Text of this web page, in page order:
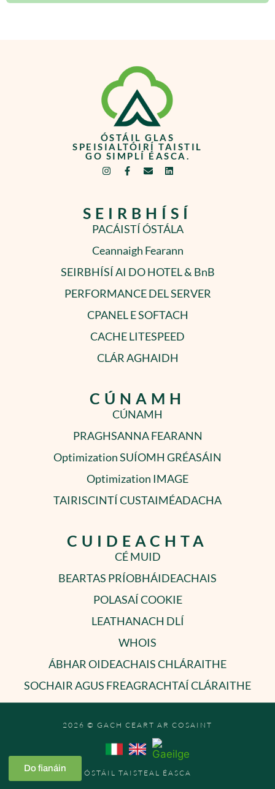
ÓSTÁIL GLAS
SPEISIALTÓIRÍ TAISTIL
GO SIMPLÍ ÉASCA.
SEIRBHÍSÍ
PACÁISTÍ ÓSTÁLA
Ceannaigh Fearann
SEIRBHÍSÍ AI DO HOTEL & BnB
PERFORMANCE DEL SERVER
CPANEL E SOFTACH
CACHE LITESPEED
CLÁR AGHAIDH
CÚNAMH
CÚNAMH
PRAGHSANNA FEARANN
Optimization SUÍOMH GRÉASÁIN
Optimization IMAGE
TAIRISCINTÍ CUSTAIMÉADACHA
CUIDEACHTA
CÉ MUID
BEARTAS PRÍOBHÁIDEACHAIS
POLASAÍ COOKIE
LEATHANACH DLÍ
WHOIS
ÁBHAR OIDEACHAIS CHLÁRAITHE
SOCHAIR AGUS FREAGRACHTAÍ CLÁRAITHE
2026 © GACH CEART AR COSAINT
Do fianáin ÓSTÁIL TAISTEAL ÉASCA